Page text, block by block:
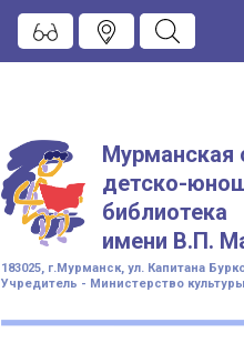
Мурманская
детско-
библиотека
имени В.П.
183025, г.Мурманск, ул. Капитана
Учредитель - Министерство